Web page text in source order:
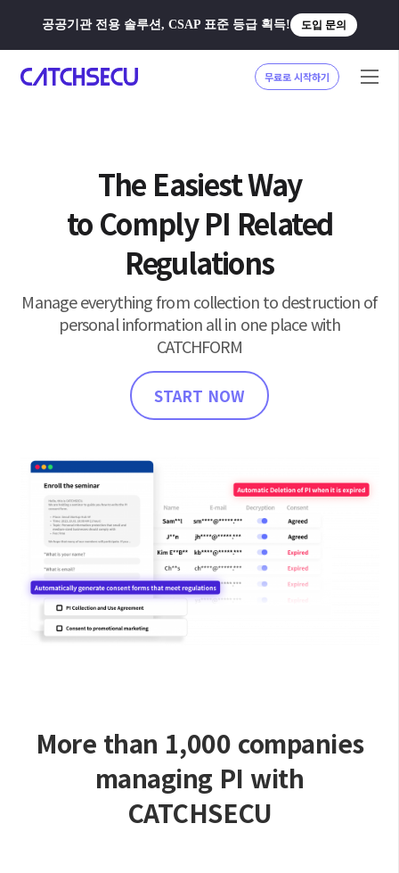
공공기관 전용 솔루션, CSAP 표준 등급 획득! 도입 문의
무료로 시작하기
The Easiest Way
to Comply PI Related
Regulations
Manage everything from collection to destruction of
personal information all in one place with
CATCHFORM
START NOW
More than 1,000 companies
managing PI with
CATCHSECU